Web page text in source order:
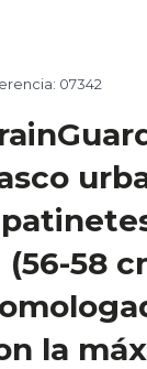
07342
(56-58
la